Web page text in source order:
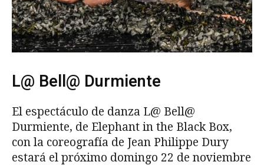
L@ Bell@ Durmiente
El espectáculo de danza L@ Bell@
Durmiente, de Elephant in the Black Box,
con la coreografía de Jean Philippe Dury
estará el próximo domingo 22 de noviembre